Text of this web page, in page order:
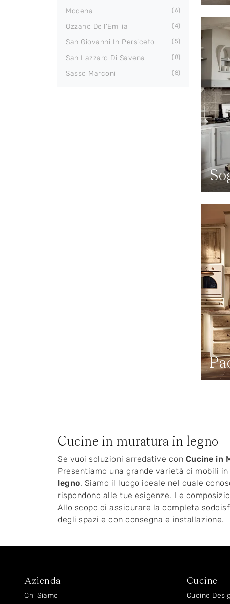
Modena 6
Ozzano Dell'Emilia 4
San Giovanni In Persiceto 5
San Lazzaro Di Savena 8
Sasso Marconi 8
Cucine in muratura in legno
Se vuoi soluzioni arredative con Cucine in
Presentiamo una grande varietà di mobili
legno. Siamo il luogo ideale nel quale
rispondono alle tue esigenze. Le
Allo scopo di assicurare la completa
degli spazi e con consegna e installazione.
Azienda
Chi Siamo
Cucine
Cucine